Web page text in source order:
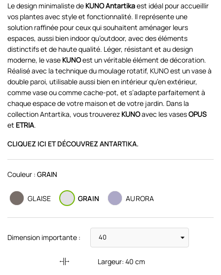
Le design minimaliste de KUNO Antartikaest idéal pour accueillir
vos plantes avec style et fonctionnalité. Il représente une
solution raffinée pour ceux qui souhaitent aménager leurs
espaces, aussi bien indoor qu’outdoor, avec des éléments
distinctifs et de haute qualité. Léger, résistant et au design
moderne, le vase KUNOest un véritable élément de décoration.
Réalisé avec la technique du moulage rotatif, KUNO est un vase à
double paroi, utilisable aussi bien en intérieur qu’en extérieur,
comme vase ou comme cache-pot, et s’adapte parfaitement à
chaque espace de votre maison et de votre jardin. Dans la
collection Antartika, vous trouverez KUNOavec les vasesOPUS
et ETRIA.
CLIQUEZ ICI ET DÉCOUVREZ ANTARTIKA.
Couleur : GRAIN
GLAISE GRAIN AURORA
Dimension importante :
Largeur:40 cm